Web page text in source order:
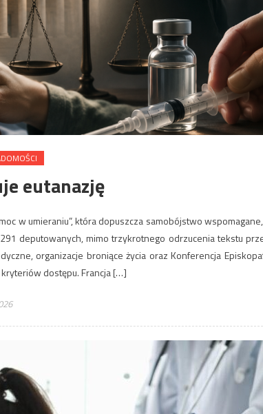
eutanazję
w umieraniu”, która dopuszcza samobójstwo
deputowanych, mimo trzykrotnego odrzucenia tekstu
organizacje broniące życia oraz Konferencja
dostępu. Francja […]